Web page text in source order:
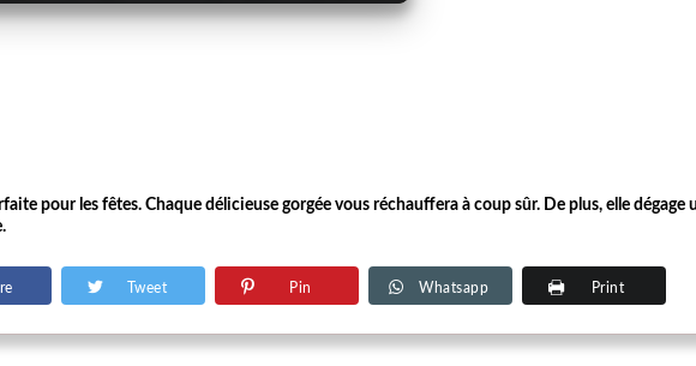
pour les fêtes. Chaque délicieuse gorgée vous réchauffera à coup sûr. De plus, elle dégage
Tweet Pin Whatsapp Print